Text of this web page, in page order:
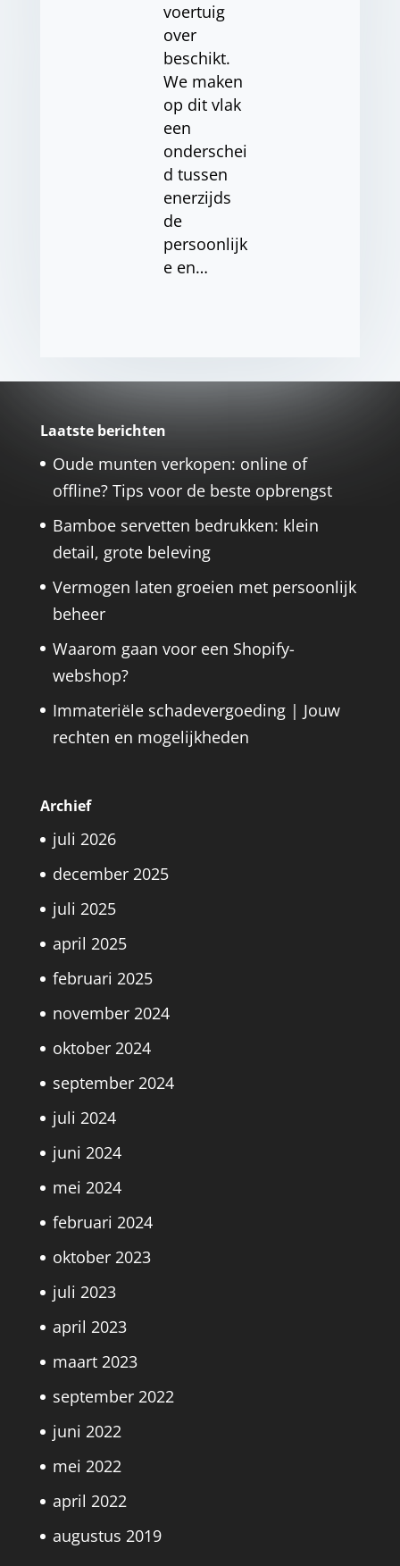
voertuig
over
beschikt.
We maken
op dit vlak
een
onderschei
d tussen
enerzijds
de
persoonlijk
e en…
Laatste berichten
Oude munten verkopen: online of
offline? Tips voor de beste opbrengst
Bamboe servetten bedrukken: klein
detail, grote beleving
Vermogen laten groeien met persoonlijk
beheer
Waarom gaan voor een Shopify-
webshop?
Immateriële schadevergoeding | Jouw
rechten en mogelijkheden
Archief
juli 2026
december 2025
juli 2025
april 2025
februari 2025
november 2024
oktober 2024
september 2024
juli 2024
juni 2024
mei 2024
februari 2024
oktober 2023
juli 2023
april 2023
maart 2023
september 2022
juni 2022
mei 2022
april 2022
augustus 2019